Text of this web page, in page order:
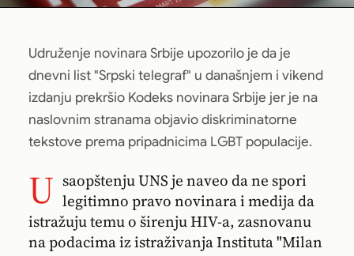
Udruženje novinara Srbije upozorilo je da je
dnevni list "Srpski telegraf" u današnjem i vikend
izdanju prekršio Kodeks novinara Srbije jer je na
naslovnim stranama objavio diskriminatorne
tekstove prema pripadnicima LGBT populacije.
U saopštenju UNS je naveo da ne spori
legitimno pravo novinara i medija da
istražuju temu o širenju HIV-a, zasnovanu
na podacima iz istraživanja Instituta "Milan